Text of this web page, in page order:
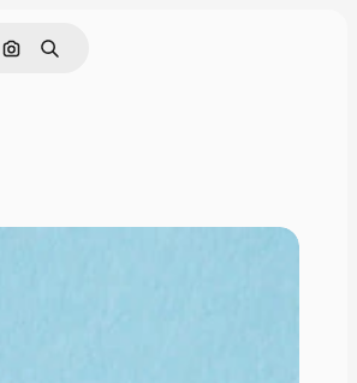
Cerca per immagine
Ricerca